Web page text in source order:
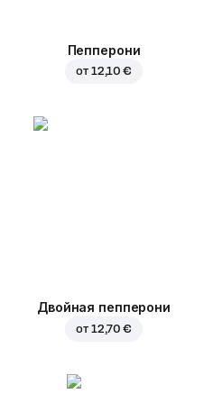
Пепперони
от 12,10 €
Двойная пепперони
от 12,70 €